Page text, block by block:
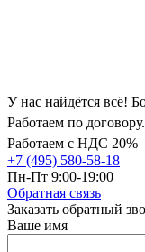
У нас найдётся всё!
Работаем по
Работаем с НДС 20%
+7 (495) 580-58-18
Пн-Пт 9:00-19:00
Обратная связь
Заказать обратный
Ваше имя